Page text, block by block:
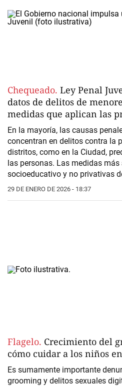
Chequeado. Ley Penal
datos de delitos de
medidas que aplican las
En la mayoría, las causas
concentran en delitos contra la
distritos, como en la Ciudad,
las personas. Las medidas
socioeducativo y no privativas
29 DE ENERO DE 2026 - 18:37
Flagelo. Crecimiento del
cómo cuidar a los niños
Es sumamente importante
grooming y delitos sexuales